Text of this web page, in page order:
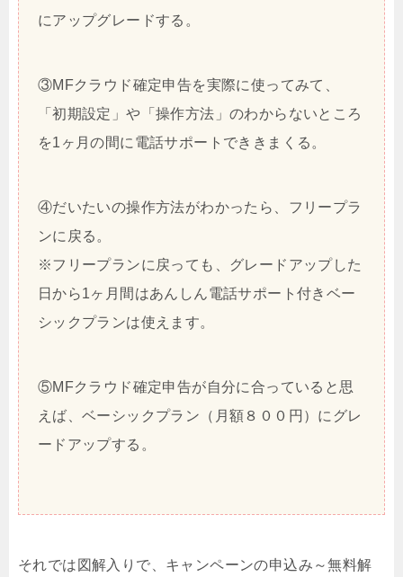
にアップグレードする。
③MFクラウド確定申告を実際に使ってみて、
「初期設定」や「操作方法」のわからないところ
を1ヶ月の間に電話サポートでききまくる。
④だいたいの操作方法がわかったら、フリープラ
ンに戻る。
※フリープランに戻っても、グレードアップした
日から1ヶ月間はあんしん電話サポート付きベー
シックプランは使えます。
⑤MFクラウド確定申告が自分に合っていると思
えば、ベーシックプラン（月額８００円）にグレ
ードアップする。
それでは図解入りで、キャンペーンの申込み～無料解